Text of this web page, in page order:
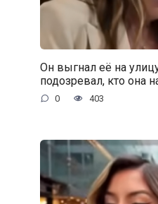
Он выгнал её на
подозревал, кто она
0 403